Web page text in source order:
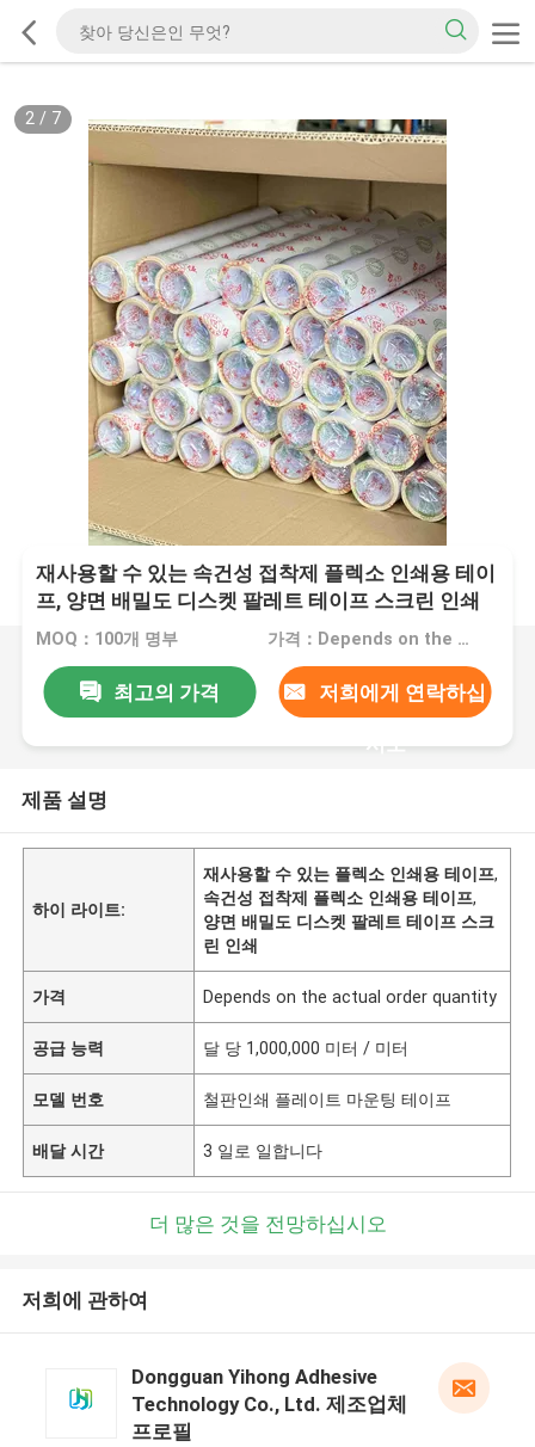
2/ 7
재사용할 수 있는 속건성 접착제 플렉소 인쇄용 테이
프, 양면 배밀도 디스켓 팔레트 테이프 스크린 인쇄
MOQ：100개 명부 가격：Depends on the actual order quantity
최고의 가격 저희에게 연락하십
시오
제품 설명
하이 라이트:
재사용할 수 있는 플렉소 인쇄용 테이프,
속건성 접착제 플렉소 인쇄용 테이프,
양면 배밀도 디스켓 팔레트 테이프 스크
린 인쇄
가격 Depends on the actual order quantity
공급 능력 달 당 1,000,000 미터 / 미터
모델 번호 철판인쇄 플레이트 마운팅 테이프
배달 시간 3 일로 일합니다
더 많은 것을 전망하십시오
저희에 관하여
Dongguan Yihong Adhesive
Technology Co., Ltd. 제조업체
프로필